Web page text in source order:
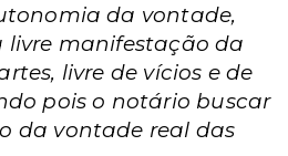
da vontade,
livre manifestação da
livre de vícios e de
pois o notário buscar
da vontade real das